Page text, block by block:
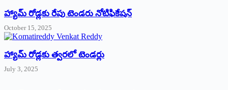
హ్యామ్‌ రోడ్లకు రేపు టెండరు నోటిఫికేషన్‌
October 15, 2025
హ్యామ్‌ రోడ్లకు త్వరలో టెండర్లు
July 3, 2025